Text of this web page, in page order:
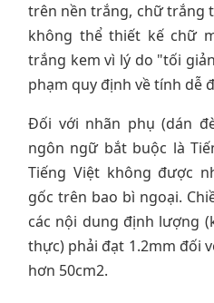
trên nền trắng, chữ trắng
không thể thiết kế chữ
trắng kem vì lý do "tối
phạm quy định về tính dễ
Đối với nhãn phụ (dán
ngôn ngữ bắt buộc là
Tiếng Việt không được
gốc trên bao bì ngoại.
các nội dung định lượng
thực) phải đạt 1.2mm đối
hơn 50cm2.